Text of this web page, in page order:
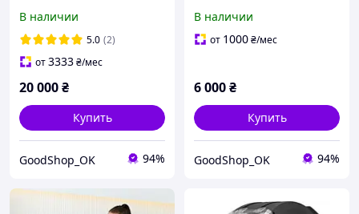
В наличии
5.0 (2)
от3333₴/мес
20 000₴
Купить
GoodShop_OK 94%
В наличии
от 1000₴/мес
6 000₴
Купить
GoodShop_OK 94%